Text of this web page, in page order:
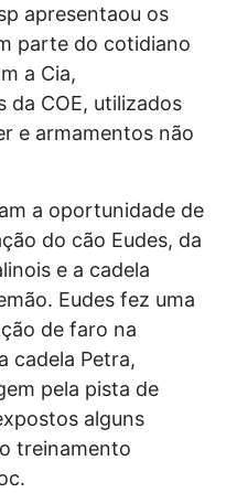
apresentaou os
parte do cotidiano
a Cia,
da COE, utilizados
e armamentos não
a oportunidade de
do cão Eudes, da
e a cadela
Eudes fez uma
de faro na
cadela Petra,
pela pista de
alguns
treinamento